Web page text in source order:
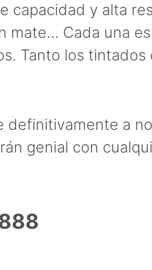
capacidad y alta
mate… Cada una
Tanto los tintados
definitivamente a
genial con